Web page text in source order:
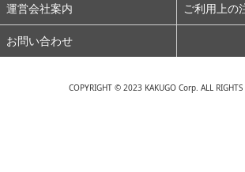
運営会社案内 ご利用上の
お問い合わせ
COPYRIGHT © 2023 KAKUGO Corp. ALL RIGHTS